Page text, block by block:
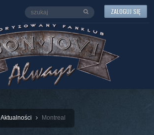
ZALOGUJ SIĘ
Aktualności Montreal